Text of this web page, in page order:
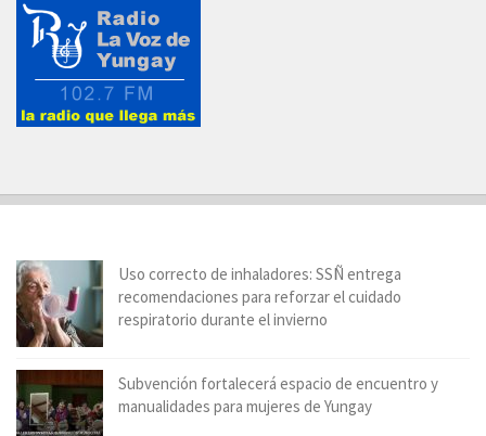
Uso correcto de inhaladores: SSÑ entrega
recomendaciones para reforzar el cuidado
respiratorio durante el invierno
Subvención fortalecerá espacio de encuentro y
manualidades para mujeres de Yungay